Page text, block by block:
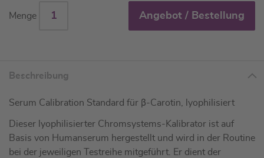
Menge Angebot / Bestellung
Beschreibung
Serum Calibration Standard für β-Carotin, lyophilisiert
Dieser lyophilisierter Chromsystems-Kalibrator ist auf
Basis von Humanserum hergestellt und wird in der Routine
bei der jeweiligen Testreihe mitgeführt. Er dient der